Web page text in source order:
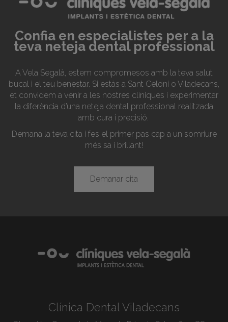
Confia en especialistes per a la
teva neteja dental professional
A Vela Segalà, estem compromesos amb la teva salut
bucal i el teu benestar. Si estàs a Sant Celoni o Viladecans,
et convidem a venir a les nostres clíniques i experimentar
la diferència d’una neteja dental professional realitzada
amb cura i precisió.
Demana la teva cita i fes el primer pas cap a un somriure
més sa i brillant!
Demanar cita
Clínica Dental Viladecans